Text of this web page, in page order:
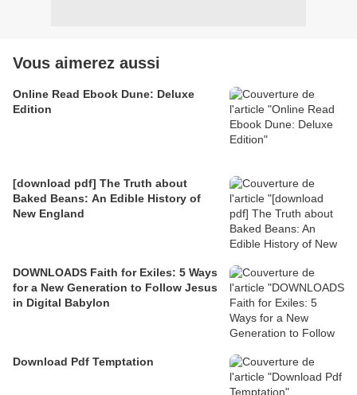
Vous aimerez aussi
Online Read Ebook Dune: Deluxe
Edition
[download pdf] The Truth about
Baked Beans: An Edible History of
New England
DOWNLOADS Faith for Exiles: 5 Ways
for a New Generation to Follow Jesus
in Digital Babylon
Download Pdf Temptation